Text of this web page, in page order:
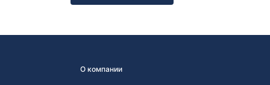
Известны оттиски с датой 12 августа
Штемпель первого
США заметили, что в день выпуска
О компании